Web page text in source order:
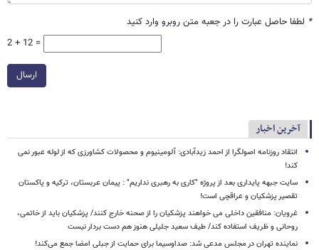
* لطفا حاصل عبارت را در جعبه متن روبرو وارد کنید
2 + 12 =
ارسال
آخرین اخبار
انتقاد روزنامه اصولگرا از احمد زیدآبادی: آلومینیوم و محصولات کشاورزی که از لوله عبور نمی
کند!
سایت جبهه پایداری بعد از پروژه "کاری به رهبری نداریم" : پیمان عربستان، ترکیه و پاکستان
تقصیر پزشکیان و عراقچی است!
غرویان: منافقین داخلی می خواهند پزشکیان را از صحنه خارج کنند/ پزشکیان باید از خاتمی،
روحانی و ظریف استفاده کند/ طیف سعید جلیلی هنوز هم دست بردار نیست
نماینده تهران در مجلس مدعی شد: صداوسیما برای حمایت از جبلی امضا جمع می‌کند!